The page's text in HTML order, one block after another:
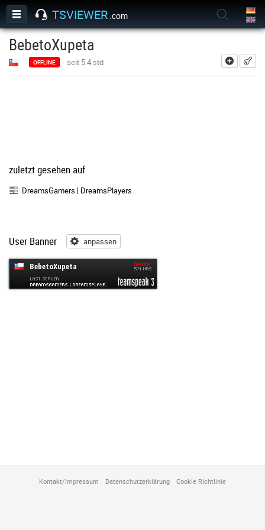
TSVIEWER .com
BebetoXupeta
OFFLINE seit 5.4 std
zuletzt gesehen auf
DreamsGamers | DreamsPlayers
User Banner anpassen
Kontakt/Impressum Datenschutzerklärung Cookie Richtlinie